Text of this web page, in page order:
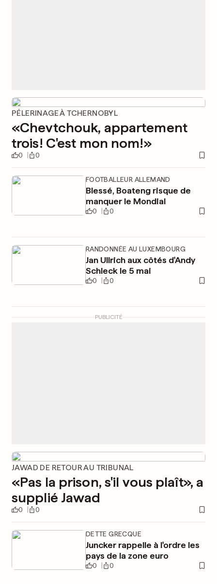
PÉLERINAGE À TCHERNOBYL
«Chevtchouk, appartement
trois! C'est mon nom!»
0 0
FOOTBALLEUR ALLEMAND
Blessé, Boateng risque de
manquer le Mondial
0 0
RANDONNÉE AU LUXEMBOURG
Jan Ullrich aux côtés d'Andy
Schleck le 5 mai
0 0
PUBLICITÉ
JAWAD DE RETOUR AU TRIBUNAL
«Pas la prison, s'il vous plaît», a
supplié Jawad
0 0
DETTE GRECQUE
Juncker rappelle à l'ordre les
pays de la zone euro
0 0